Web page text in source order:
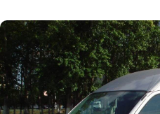
обработку моих